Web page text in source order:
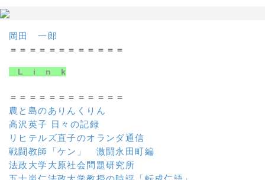
岡田 一郎
＝＝＝＝＝＝＝＝＝＝＝＝
L i n k
＝＝＝＝＝＝＝＝＝＝＝＝
農と島のありんくりん
高沢英子 日々の記録
リヒテルズ直子のオランダ通信
戦闘教師「ケン」 激闘永田町編
法政大学大原社会問題研究所